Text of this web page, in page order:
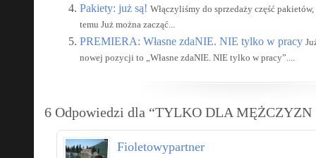
Pakiety: już są! Włączyliśmy do sprzedaży część
temu Już można zacząć...
PREMIERA: Własne zdaNIE. NIE tylko w pracy
nowej pozycji to „Własne zdaNIE. NIE tylko w pracy”....
6 Odpowiedzi dla “TYLKO DLA MĘŻCZYZN
Fioletowypartner